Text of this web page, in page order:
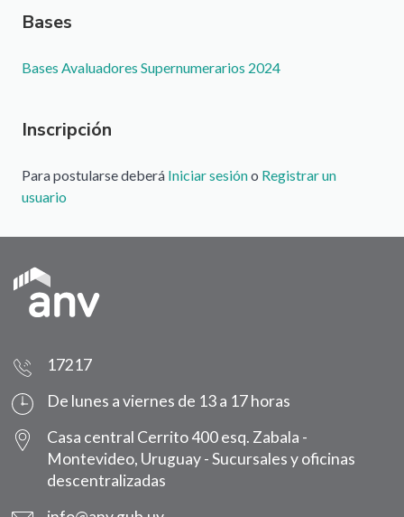
Bases
Documento
Bases Avaluadores Supernumerarios 2024
Inscripción
Para postularse deberá Iniciar sesióno Registrar un
usuario
17217
De lunes a viernes de 13 a 17 horas
Casa central Cerrito 400 esq. Zabala -
Montevideo, Uruguay -Sucursales y oficinas
descentralizadas